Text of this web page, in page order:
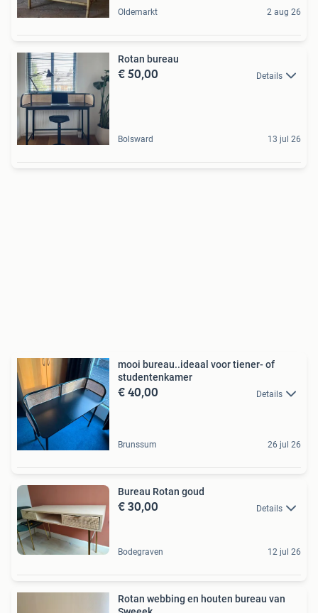
Oldemarkt 2 aug 26
Rotan bureau
€ 50,00 Details
Bolsward 13 jul 26
mooi bureau..ideaal voor tiener- of
studentenkamer
€ 40,00 Details
Brunssum 26 jul 26
Bureau Rotan goud
€ 30,00 Details
Bodegraven 12 jul 26
Rotan webbing en houten bureau van